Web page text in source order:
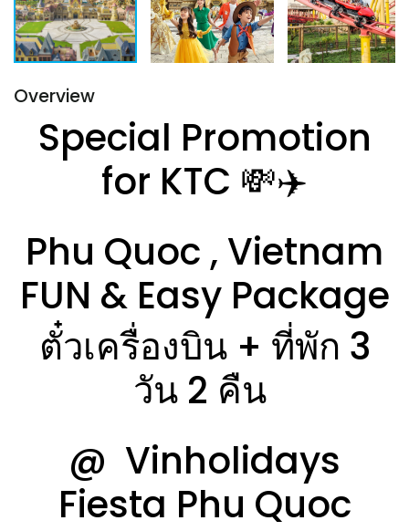
Overview
Special Promotion
for KTC 💸✈️
Phu Quoc , Vietnam
FUN & Easy Package
ตั๋วเครื่องบิน + ที่พัก 3
วัน 2 คืน
@ Vinholidays
Fiesta Phu Quoc